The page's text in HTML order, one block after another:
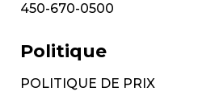
450-670-0500
Politique
POLITIQUE DE PRIX